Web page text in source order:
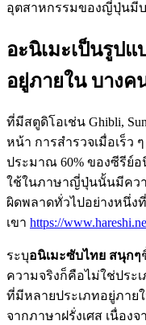
อุตสาหกรรมของญี่ปุ่นมี
อะนิเมะเป็นรูป
อยู่ภายใน บางค
ที่มีสตูดิโอเช่น Ghibli,
หน้า การสำรวจเมื่อเร็ว
ประมาณ 60% ของซีรีย์
ใช้ในภาษาญี่ปุ่นนั้นมีคว
ผิดพลาดทั่วไปอย่างหนึ่ง
เขา https://
ระบุอนิเมะซับไทย สนุกๆ
ความจริงก็คือไม่ใช่ประ
ที่มีหลายประเภทอยู่ภาย
จากภาษาฝรั่งเศส เนื่อง